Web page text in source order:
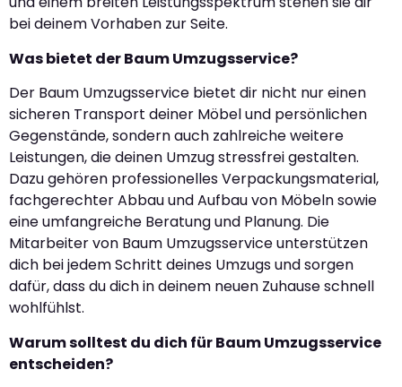
bei deinem Vorhaben zur Seite.
Was bietet der Baum Umzugsservice?
Der Baum Umzugsservice bietet dir nicht nur einen
sicheren Transport deiner Möbel und persönlichen
Gegenstände, sondern auch zahlreiche weitere
Leistungen, die deinen Umzug stressfrei gestalten.
Dazu gehören professionelles Verpackungsmaterial,
fachgerechter Abbau und Aufbau von Möbeln sowie
eine umfangreiche Beratung und Planung. Die
Mitarbeiter von Baum Umzugsservice unterstützen
dich bei jedem Schritt deines Umzugs und sorgen
dafür, dass du dich in deinem neuen Zuhause schnell
wohlfühlst.
Warum solltest du dich für Baum Umzugsservice
entscheiden?